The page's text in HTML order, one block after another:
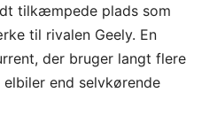
tilkæmpede plads som
til rivalen Geely. En
der bruger langt flere
end selvkørende